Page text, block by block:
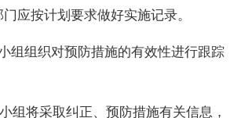
应按计划要求做好实施记录。
组组织对预防措施的有效性进行跟踪
组将采取纠正、预防措施有关信息，